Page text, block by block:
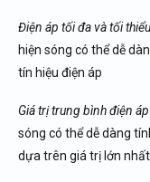
Điện áp tối đa và tối
hiện sóng có thể dễ
tín hiệu điện áp
Giá trị trung bình điện
sóng có thể dễ dàng
dựa trên giá trị lớn